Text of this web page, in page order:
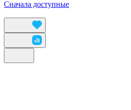
Сначала доступные